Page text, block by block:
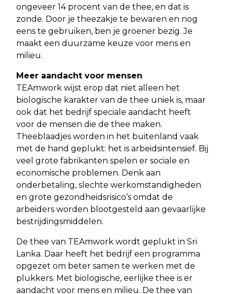
ongeveer 14 procent van de thee, en dat is
zonde. Door je theezakje te bewaren en nog
eens te gebruiken, ben je groener bezig. Je
maakt een duurzame keuze voor mens en
milieu.
Meer aandacht voor mensen
TEAmwork wijst erop dat niet alleen het
biologische karakter van de thee uniek is, maar
ook dat het bedrijf speciale aandacht heeft
voor de mensen die de thee maken.
Theeblaadjes worden in het buitenland vaak
met de hand geplukt: het is arbeidsintensief. Bij
veel grote fabrikanten spelen er sociale en
economische problemen. Denk aan
onderbetaling, slechte werkomstandigheden
en grote gezondheidsrisico’s omdat de
arbeiders worden blootgesteld aan gevaarlijke
bestrijdingsmiddelen.
De thee van TEAmwork wordt geplukt in Sri
Lanka. Daar heeft het bedrijf een programma
opgezet om beter samen te werken met de
plukkers. Met biologische, eerlijke thee is er
aandacht voor mens en milieu. De thee van